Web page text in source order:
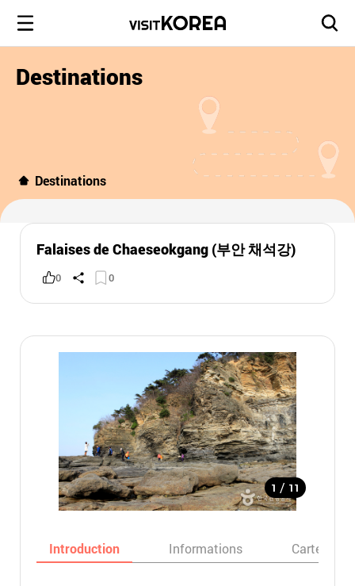
Destinations
Destinations
Falaises de Chaeseokgang (부안 채석강)
0 0
1 / 11
Introduction Informations Carte